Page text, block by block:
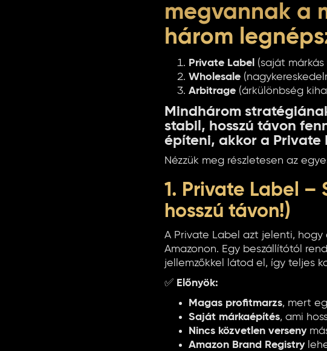
megvannak a
három
Private Label (saját márkás
Wholesale
Arbitrage (árkülönbség
Mindhárom
stabil, hosszú távon
építeni, akkor a Private
Nézzük meg részletesen az
1. Private Label
hosszú távon!)
A Private Label azt jelenti, hogy
Amazonon. Egy beszállítótól
jellemzőkkel látod el, így teljes
✅ Előnyök:
Magas profitmarzs, mert
Saját márkaépítés, ami
Nincs közvetlen verseny
Amazon Brand Registry